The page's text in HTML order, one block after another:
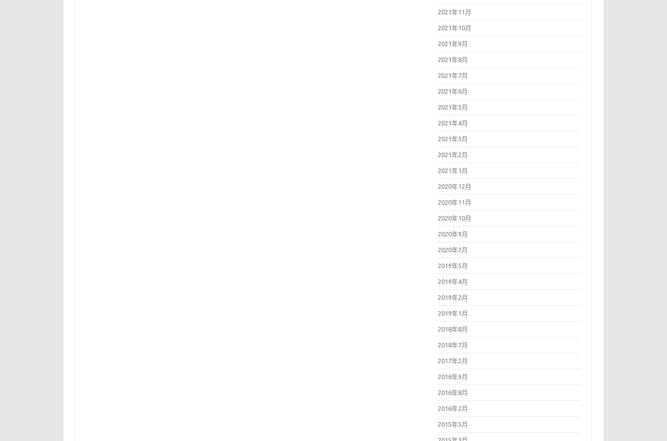
2021年11月
2021年10月
2021年9月
2021年8月
2021年7月
2021年6月
2021年5月
2021年4月
2021年3月
2021年2月
2021年1月
2020年12月
2020年11月
2020年10月
2020年9月
2020年2月
2019年5月
2019年4月
2019年2月
2019年1月
2018年8月
2018年7月
2017年2月
2016年9月
2016年8月
2016年2月
2015年5月